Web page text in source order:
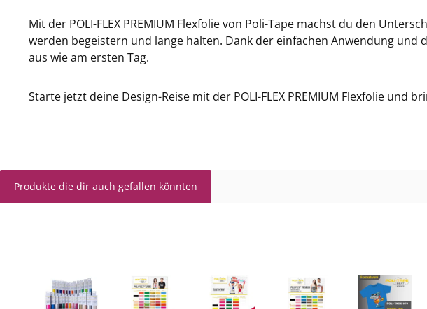
Mit der POLI-FLEX PREMIUM Flexfolie von Poli-Tape machst du den
werden begeistern und lange halten. Dank der einfachen Anwendung
aus wie am ersten Tag.
Starte jetzt deine Design-Reise mit der POLI-FLEX PREMIUM Flexfolie und
Produkte die dir auch gefallen könnten